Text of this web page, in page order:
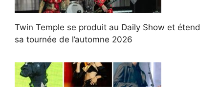
Twin Temple se produit au Daily Show et étend
sa tournée de l’automne 2026